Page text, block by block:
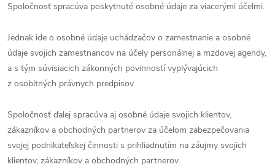
Spoločnosť spracúva poskytnuté osobné údaje za viacerými účelmi.
Jednak ide o osobné údaje uchádzačov o zamestnanie a osobné
údaje svojich zamestnancov na účely personálnej a mzdovej agendy,
a s tým súvisiacich zákonných povinností vyplývajúcich
z osobitných právnych predpisov.
Spoločnosť ďalej spracúva aj osobné údaje svojich klientov,
zákazníkov a obchodných partnerov za účelom zabezpečovania
svojej podnikateľskej činnosti s prihliadnutím na záujmy svojich
klientov, zákazníkov a obchodných partnerov.